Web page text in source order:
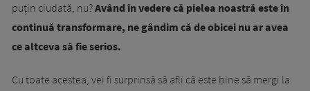
puțin ciudată, nu?Având în vedere că pielea noastră este în
continuă transformare, ne gândim că de obicei nu ar avea
ce altceva să fie serios.
Cu toate acestea, vei fi surprinsă să afli că este bine să mergi la